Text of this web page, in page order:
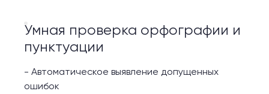
Умная проверка орфографии и
пунктуации
- Автоматическое выявление допущенных
ошибок